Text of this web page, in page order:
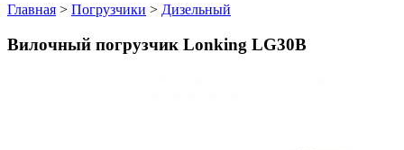
Главная > Погрузчики > Дизельный
Вилочный погрузчик Lonking LG30B